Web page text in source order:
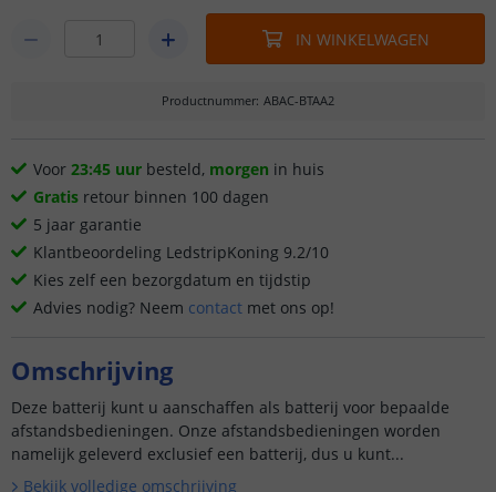
IN WINKELWAGEN
Productnummer: ABAC-BTAA2
Voor 23:45 uur besteld, morgen in huis
Gratis retour binnen 100 dagen
5 jaar garantie
Klantbeoordeling LedstripKoning 9.2/10
Kies zelf een bezorgdatum en tijdstip
Advies nodig? Neem contact met ons op!
Omschrijving
Deze batterij kunt u aanschaffen als batterij voor bepaalde
afstandsbedieningen. Onze afstandsbedieningen worden
namelijk geleverd exclusief een batterij, dus u kunt...
Bekijk volledige omschrijving